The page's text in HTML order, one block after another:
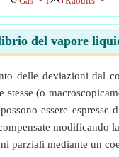
del vapore
delle deviazioni dal
(o
essere
parziali mediante un